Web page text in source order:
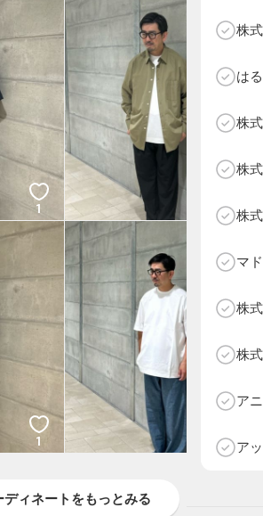
株
は
株
株
株
マ
株
株
ア
ア
1 1
1 1
ディネートをもっとみる